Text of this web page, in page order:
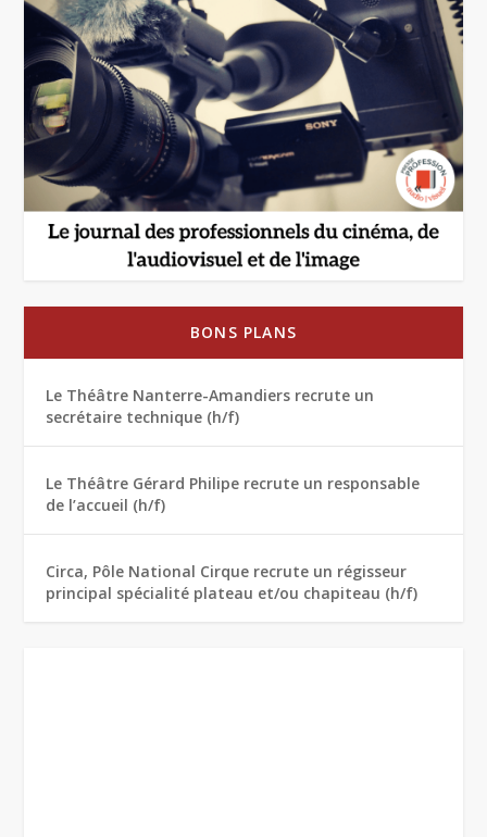
BONS PLANS
Le Théâtre Nanterre-Amandiers recrute un
secrétaire technique (h/f)
Le Théâtre Gérard Philipe recrute un responsable
de l’accueil (h/f)
Circa, Pôle National Cirque recrute un régisseur
principal spécialité plateau et/ou chapiteau (h/f)